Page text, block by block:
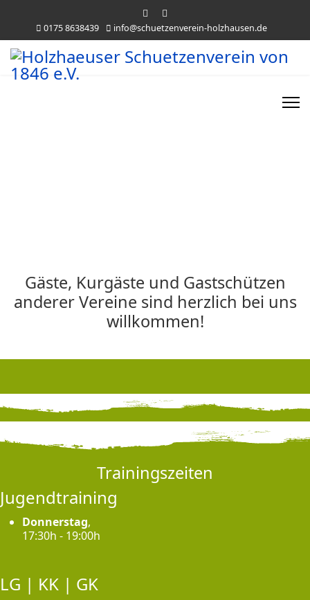
0175 8638439 info@schuetzenverein-holzhausen.de
Herzlich Willkommen
Gäste, Kurgäste und Gastschützen
anderer Vereine sind herzlich bei uns
willkommen!
Trainingszeiten
Jugendtraining
Donnerstag,
17:30h - 19:00h
LG | KK | GK